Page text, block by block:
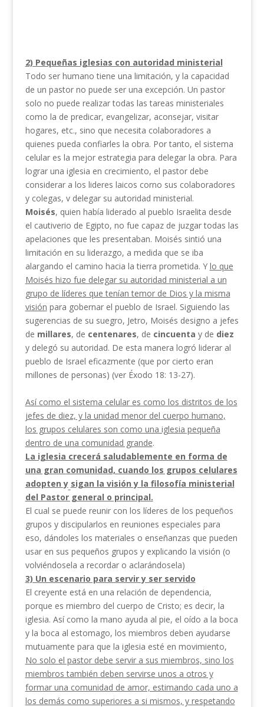
2) Pequeñas iglesias con autoridad ministerial
Todo ser humano tiene una limitación, y la capacidad
de un pastor no puede ser una excepción. Un pastor
solo no puede realizar todas las tareas ministeriales
como la de predicar, evangelizar, aconsejar, visitar
hogares, etc., sino que necesita colaboradores a
quienes pueda confiarles la obra. Por tanto, el sistema
celular es la mejor estrategia para delegar la obra. Para
lograr una iglesia en crecimiento, el pastor debe
considerar a los lideres laicos corno sus colaboradores
y colegas, v delegar su autoridad ministerial.
Moisés, quien había liderado al pueblo Israelita desde
el cautiverio de Egipto, no fue capaz de juzgar todas las
apelaciones que les presentaban. Moisés sintió una
limitación en su liderazgo, a medida que se iba
alargando el camino hacia la tierra prometida. Y lo que
Moisés hizo fue delegar su autoridad ministerial a un
grupo de líderes que tenían temor de Dios yla misma
visión para gobernar el pueblo de Israel. Siguiendo las
sugerencias de su suegro, Jetro, Moisés designo a jefes
de millares, de centenares, de cincuenta y de diez
y delegó su autoridad. De esta manera logró liderar al
pueblo de Israel eficazmente (que por cierto eran
millones de personas) (ver Éxodo 18: 13-27).
Así como el sistema celular es como los distritos de los
jefes de diez, y la unidad menor del cuerpo humano,
los grupos celulares son como una iglesia pequeña
dentro de una comunidad grande.
La iglesia crecerá saludablemente en forma de
una gran comunidad, cuando los grupos celulares
adopten y sigan la visión y la filosofía ministerial
del Pastor general o principal.
El cual se puede reunir con los líderes de los pequeños
grupos y discipularlos en reuniones especiales para
eso, dándoles los materiales o enseñanzas que pueden
usar en sus pequeños grupos y explicando la visión (o
volviéndosela a recordar o aclarándosela)
3) Un escenario para servir y ser servido
El creyente está en una relación de dependencia,
porque es miembro del cuerpo de Cristo; es decir, la
iglesia. Así como la mano ayuda al pie, el oído a la boca
y la boca al estomago, los miembros deben ayudarse
mutuamente para que la iglesia esté en movimiento,
No solo el pastor debe servir a sus miembros, sino los
miembros también deben servirse unos a otros y
formar una comunidad de amor, estimando cada uno a
los demás como superiores a si mismos, y respetando